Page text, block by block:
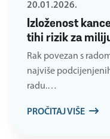
Izloženost
tihi rizik za
20.01.2026.
Rak povezan s
najviše
radu.…
PROČITAJ VIŠE